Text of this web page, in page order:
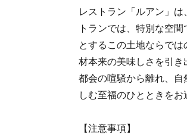
レストラン「ルアン」
トランでは、特別な空
とするこの土地ならで
材本来の美味しさを引き
都会の喧騒から離れ、
しむ至福のひとときをお
【注意事項】